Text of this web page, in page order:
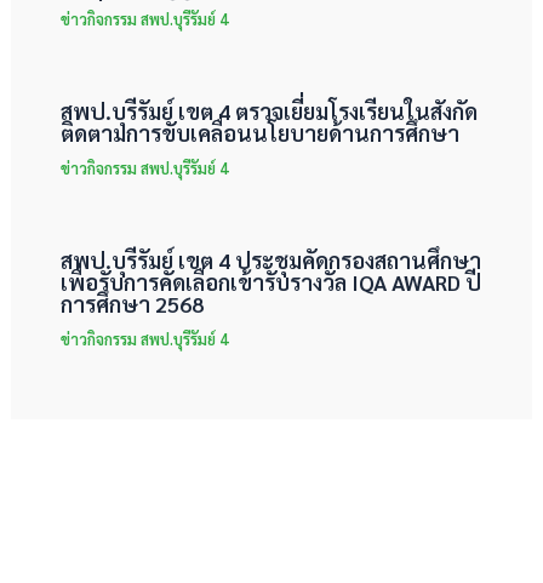
ข่าวกิจกรรม สพป.บุรีรัมย์ 4
สพป.บุรีรัมย์ เขต 4 ตรวจเยี่ยมโรงเรียนในสังกัด
ติดตามการขับเคลื่อนนโยบายด้านการศึกษา
ข่าวกิจกรรม สพป.บุรีรัมย์ 4
สพป.บุรีรัมย์ เขต 4 ประชุมคัดกรองสถานศึกษา
เพื่อรับการคัดเลือกเข้ารับรางวัล IQA AWARD ปี
การศึกษา 2568
ข่าวกิจกรรม สพป.บุรีรัมย์ 4